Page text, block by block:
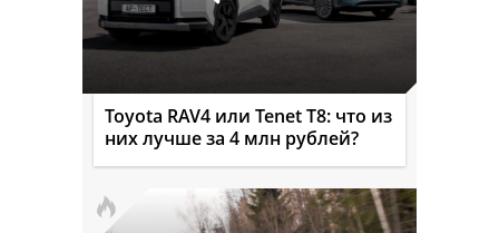
Toyota RAV4 или Tenet T8: что из
них лучше за 4 млн рублей?